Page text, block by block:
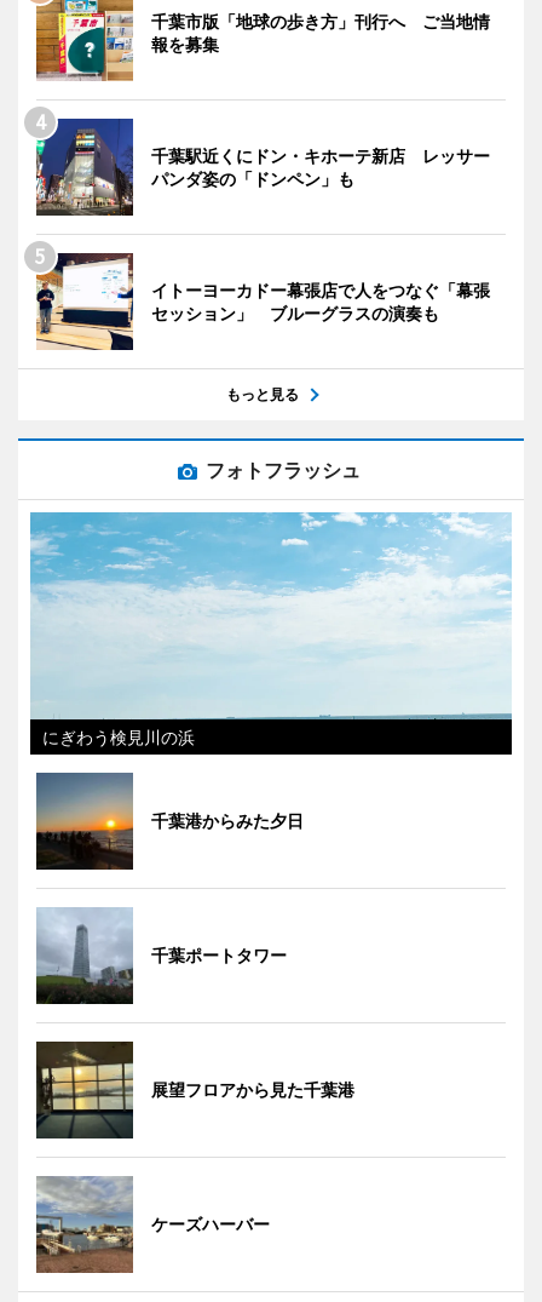
千葉市版「地球の歩き方」刊行へ ご当地情
報を募集
千葉駅近くにドン・キホーテ新店 レッサー
パンダ姿の「ドンペン」も
イトーヨーカドー幕張店で人をつなぐ「幕張
セッション」 ブルーグラスの演奏も
もっと見る
フォトフラッシュ
にぎわう検見川の浜
千葉港からみた夕日
千葉ポートタワー
展望フロアから見た千葉港
ケーズハーバー